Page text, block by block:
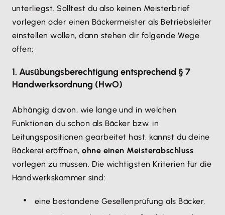
unterliegst. Solltest du also keinen Meisterbrief
vorlegen oder einen Bäckermeister als Betriebsleiter
einstellen wollen, dann stehen dir folgende Wege
offen:
1. Ausübungsberechtigung entsprechend § 7
Handwerksordnung (HwO)
Abhängig davon, wie lange und in welchen
Funktionen du schon als Bäcker bzw. in
Leitungspositionen gearbeitet hast, kannst du deine
Bäckerei eröffnen,ohne einen Meisterabschluss
vorlegen zu müssen. Die wichtigsten Kriterien für die
Handwerkskammer sind:
eine bestandene Gesellenprüfung als Bäcker,